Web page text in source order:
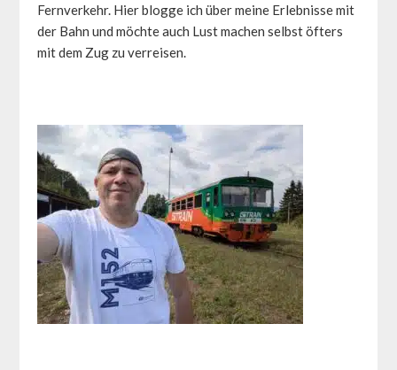
Fernverkehr. Hier blogge ich über meine Erlebnisse mit
der Bahn und möchte auch Lust machen selbst öfters
mit dem Zug zu verreisen.